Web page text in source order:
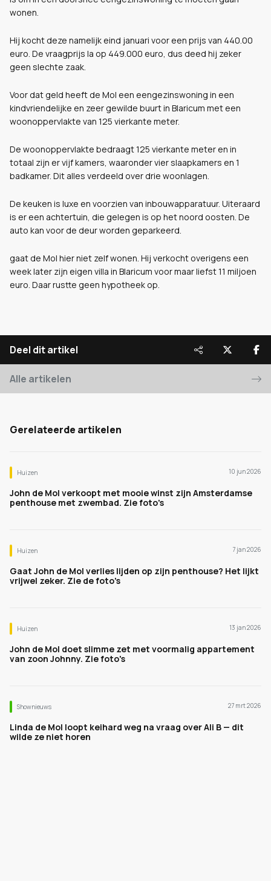
wonen.
Hij kocht deze namelijk eind januari voor een prijs van 440.00
euro. De vraagprijs la op 449.000 euro, dus deed hij zeker
geen slechte zaak.
Voor dat geld heeft de Mol een eengezinswoning in een
kindvriendelijke en zeer gewilde buurt in Blaricum met een
woonoppervlakte van 125 vierkante meter.
De woonoppervlakte bedraagt 125 vierkante meter en in
totaal zijn er vijf kamers, waaronder vier slaapkamers en 1
badkamer. Dit alles verdeeld over drie woonlagen.
De keuken is luxe en voorzien van inbouwapparatuur. Uiteraard
is er een achtertuin, die gelegen is op het noord oosten. De
auto kan voor de deur worden geparkeerd.
gaat de Mol hier niet zelf wonen. Hij verkocht overigens een
week later zijn eigen villa in Blaricum voor maar liefst 11 miljoen
euro. Daar rustte geen hypotheek op.
Deel dit artikel
Alle artikelen
Gerelateerde artikelen
Huizen 10 jun 2026
John de Mol verkoopt met mooie winst zijn Amsterdamse
penthouse met zwembad. Zie foto's
Huizen 7 jan 2026
Gaat John de Mol verlies lijden op zijn penthouse? Het lijkt
vrijwel zeker. Zie de foto's
Huizen 13 jan 2026
John de Mol doet slimme zet met voormalig appartement
van zoon Johnny. Zie foto's
Shownieuws 27 mrt 2026
Linda de Mol loopt keihard weg na vraag over Ali B — dit
wilde ze niet horen